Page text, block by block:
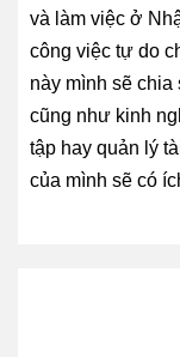
và làm việc ở
công việc tự do
này mình sẽ
cũng như kinh
tập hay quản lý
của mình sẽ có